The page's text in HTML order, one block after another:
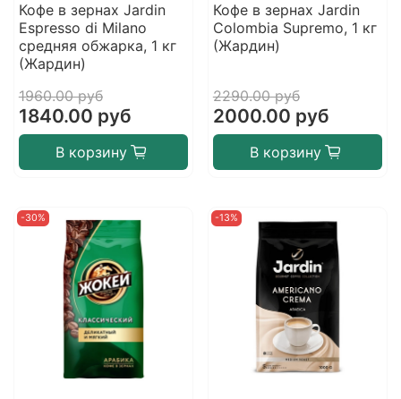
Кофе в зернах Jardin
Espresso di Milano
средняя обжарка, 1 кг
(Жардин)
1960.00 руб
1840.00 руб
В корзину
Кофе в зернах Jardin
Colombia Supremo, 1 кг
(Жардин)
2290.00 руб
2000.00 руб
В корзину
-30% -13%